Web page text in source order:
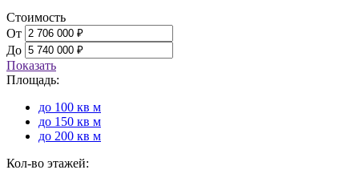
Стоимость
От
До
Показать
Площадь:
до 100 кв м
до 150 кв м
до 200 кв м
Кол-во этажей: